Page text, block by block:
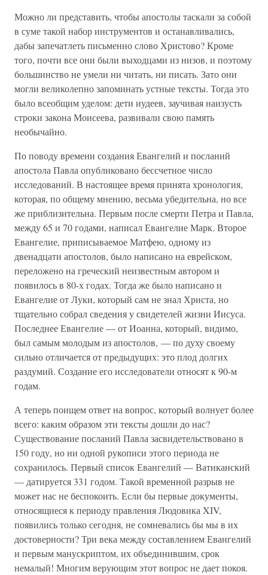
Можно ли представить, чтобы апостолы таскали за собой
в суме такой набор инструментов и останавливались,
дабы запечатлеть письменно слово Христово? Кроме
того, почти все они были выходцами из низов, и поэтому
большинство не умели ни читать, ни писать. Зато они
могли великолепно запоминать устные тексты. Тогда это
было всеобщим уделом: дети иудеев, заучивая наизусть
строки закона Моисеева, развивали свою память
необычайно.
По поводу времени создания Евангелий и посланий
апостола Павла опубликовано бессчетное число
исследований. В настоящее время принята хронология,
которая, по общему мнению, весьма убедительна, но все
же приблизительна. Первым после смерти Петра и Павла,
между 65 и 70 годами, написал Евангелие Марк. Второе
Евангелие, приписываемое Матфею, одному из
двенадцати апостолов, было написано на еврейском,
переложено на греческий неизвестным автором и
появилось в 80-х годах. Тогда же было написано и
Евангелие от Луки, который сам не знал Христа, но
тщательно собрал сведения у свидетелей жизни Иисуса.
Последнее Евангелие — от Иоанна, который, видимо,
был самым молодым из апостолов, — по духу своему
сильно отличается от предыдущих: это плод долгих
раздумий. Создание его исследователи относят к 90-м
годам.
А теперь поищем ответ на вопрос, который волнует более
всего: каким образом эти тексты дошли до нас?
Существование посланий Павла засвидетельствовано в
150 году, но ни одной рукописи этого периода не
сохранилось. Первый список Евангелий — Ватиканский
— датируется 331 годом. Такой временной разрыв не
может нас не беспокоить. Если бы первые документы,
относящиеся к периоду правления Людовика XIV,
появились только сегодня, не сомневались бы мы в их
достоверности? Три века между составлением Евангелий
и первым манускриптом, их объединившим, срок
немалый! Многим верующим этот вопрос не дает покоя.